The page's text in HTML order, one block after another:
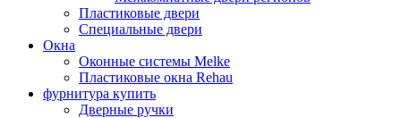
Пластиковые двери
Специальные двери
Окна
Оконные системы Melke
Пластиковые окна Rehau
фурнитура купить
Дверные ручки